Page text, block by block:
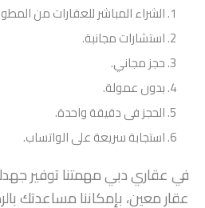
الشراء المباشر للعقارات من
استشارات مجانبة.
حجز مجاني.
بدون عمولة.
الحجز فى دقيقة واحدة.
استجابة سريعة على الواتساب.
في عقاري دبي مهمتنا توفير
عقار معين، بإمكاننا مساعدتك